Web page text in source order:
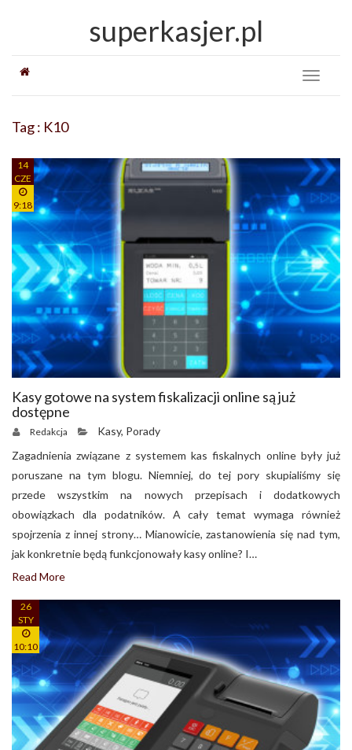
superkasjer.pl
Toggle
Tag : K10
14
CZE
9:18
Kasy gotowe na system fiskalizacji online są już
dostępne
Redakcja Kasy, Porady
Zagadnienia związane z systemem kas fiskalnych online były już
poruszane na tym blogu. Niemniej, do tej pory skupialiśmy się
przede wszystkim na nowych przepisach i dodatkowych
obowiązkach dla podatników. A cały temat wymaga również
spojrzenia z innej strony… Mianowicie, zastanowienia się nad tym,
jak konkretnie będą funkcjonowały kasy online? I…
Read More
26
STY
10:10